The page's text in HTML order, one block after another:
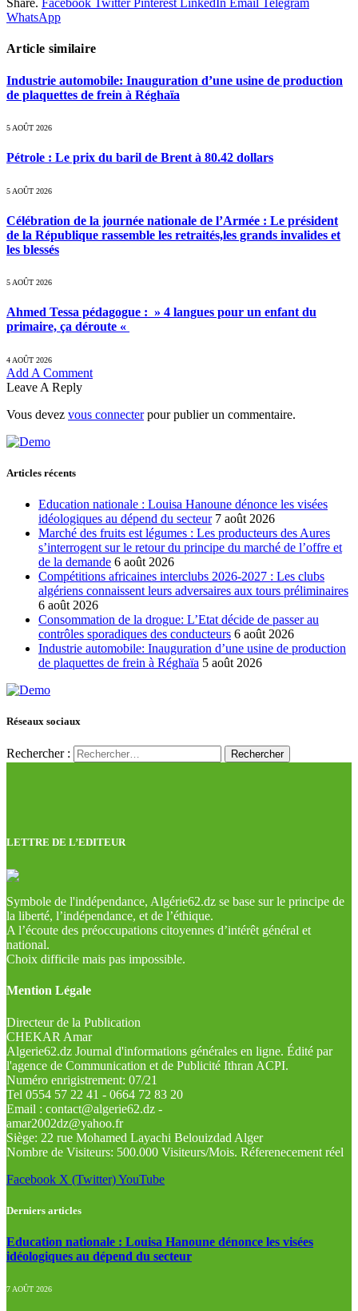
Share. Facebook Twitter Pinterest LinkedIn Email
Telegram
WhatsApp
Article similaire
Industrie automobile: Inauguration d’une usine de production
de plaquettes de frein à Réghaïa
5 AOÛT 2026
Pétrole : Le prix du baril de Brent à 80.42 dollars
5 AOÛT 2026
Célébration de la journée nationale de l’Armée : Le président
de la République rassemble les retraités,les grands invalides et
les blessés
5 AOÛT 2026
Ahmed Tessa pédagogue : » 4 langues pour un enfant du
primaire, ça déroute «
4 AOÛT 2026
Add A Comment
Leave A Reply
Vous devez vous connecterpour publier un commentaire.
Articles récents
Education nationale : Louisa Hanoune dénonce les visées
idéologiques au dépend du secteur 7 août 2026
Marché des fruits est légumes : Les producteurs des Aures
s’interrogent sur le retour du principe du marché de l’offre et
de la demande 6 août 2026
Compétitions africaines interclubs 2026-2027 : Les clubs
algériens connaissent leurs adversaires aux tours préliminaires
6 août 2026
Consommation de la drogue: L’Etat décide de passer au
contrôles sporadiques des conducteurs 6 août 2026
Industrie automobile: Inauguration d’une usine de production
de plaquettes de frein à Réghaïa 5 août 2026
Réseaux sociaux
Rechercher :
LETTRE DE L’EDITEUR
Symbole de l'indépendance, Algérie62.dz se base sur le principe de
la liberté, l’indépendance, et de l’éthique.
A l’écoute des préoccupations citoyennes d’intérêt général et
national.
Choix difficile mais pas impossible.
Mention Légale
Directeur de la Publication
CHEKAR Amar
Algerie62.dz Journal d'informations générales en ligne. Édité par
l'agence de Communication et de Publicité Ithran ACPI.
Numéro enrigistrement: 07/21
Tel 0554 57 22 41 - 0664 72 83 20
Email : contact@algerie62.dz -
amar2002dz@yahoo.fr
Siège: 22 rue Mohamed Layachi Belouizdad Alger
Nombre de Visiteurs: 500.000 Visiteurs/Mois. Réferenecement réel
Facebook X (Twitter)YouTube
Derniers articles
Education nationale : Louisa Hanoune dénonce les visées
idéologiques au dépend du secteur
7 AOÛT 2026